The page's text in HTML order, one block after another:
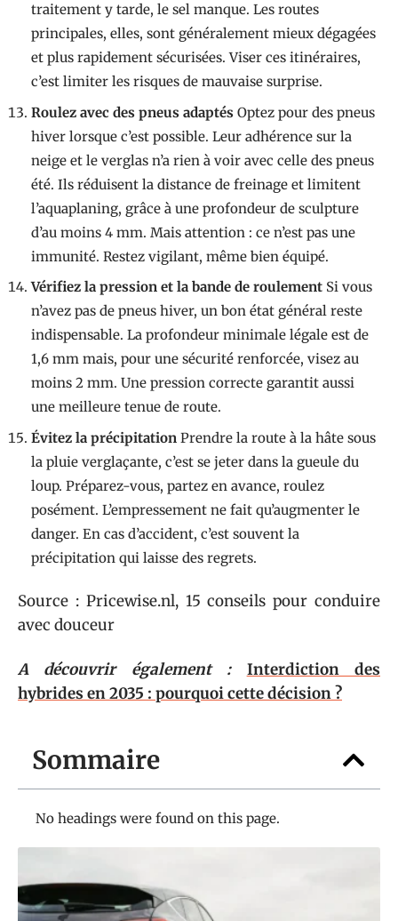
Sommaire
No headings were found on this page.
traitement y tarde, le sel manque. Les routes
principales, elles, sont généralement mieux dégagées
et plus rapidement sécurisées. Viser ces itinéraires,
c’est limiter les risques de mauvaise surprise.
Roulez avec des pneus adaptés Optez pour des pneus
hiver lorsque c’est possible. Leur adhérence sur la
neige et le verglas n’a rien à voir avec celle des pneus
été. Ils réduisent la distance de freinage et limitent
l’aquaplaning, grâce à une profondeur de sculpture
d’au moins 4 mm. Mais attention : ce n’est pas une
immunité. Restez vigilant, même bien équipé.
Vérifiez la pression et la bande de roulement Si vous
n’avez pas de pneus hiver, un bon état général reste
indispensable. La profondeur minimale légale est de
1,6 mm mais, pour une sécurité renforcée, visez au
moins 2 mm. Une pression correcte garantit aussi
une meilleure tenue de route.
Évitez la précipitation Prendre la route à la hâte sous
la pluie verglaçante, c’est se jeter dans la gueule du
loup. Préparez-vous, partez en avance, roulez
posément. L’empressement ne fait qu’augmenter le
danger. En cas d’accident, c’est souvent la
précipitation qui laisse des regrets.
Source : Pricewise.nl, 15 conseils pour conduire
avec douceur
A découvrir également :
Interdiction des
hybrides en 2035 : pourquoi cette décision ?